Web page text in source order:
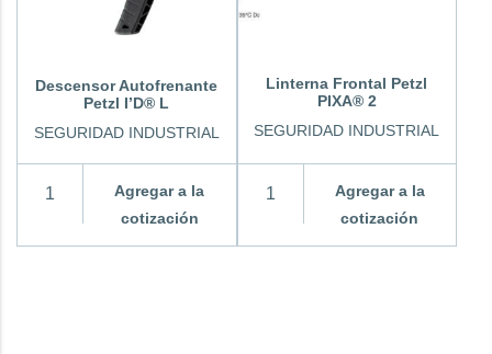
Descensor Autofrenante
Petzl I’D® L
SEGURIDAD INDUSTRIAL
Agregar a la
cotización
Linterna Frontal Petzl
PIXA® 2
SEGURIDAD INDUSTRIAL
Agregar a la
cotización